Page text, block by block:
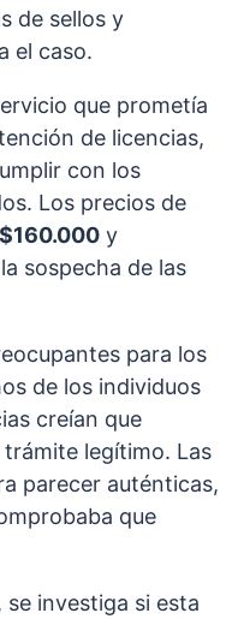
de sellos y
el caso.
que prometía
de licencias,
con los
Los precios de
$160.000 y
sospecha de las
para los
de los individuos
creían que
legítimo. Las
parecer auténticas,
que
investiga si esta